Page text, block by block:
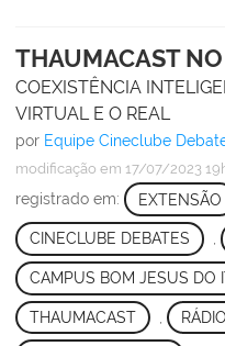
THAUMACAST
COEXISTÊNCIA
VIRTUAL E O REAL
por Equipe Cineclube
modificação em 17/07/2023
registrado em: EXTENSÃO
CINECLUBE DEBATES ,
CAMPUS BOM JESUS DO
THAUMACAST RÁDIO